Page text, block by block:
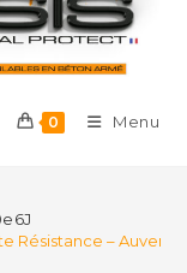
0 Menu
Résistance –